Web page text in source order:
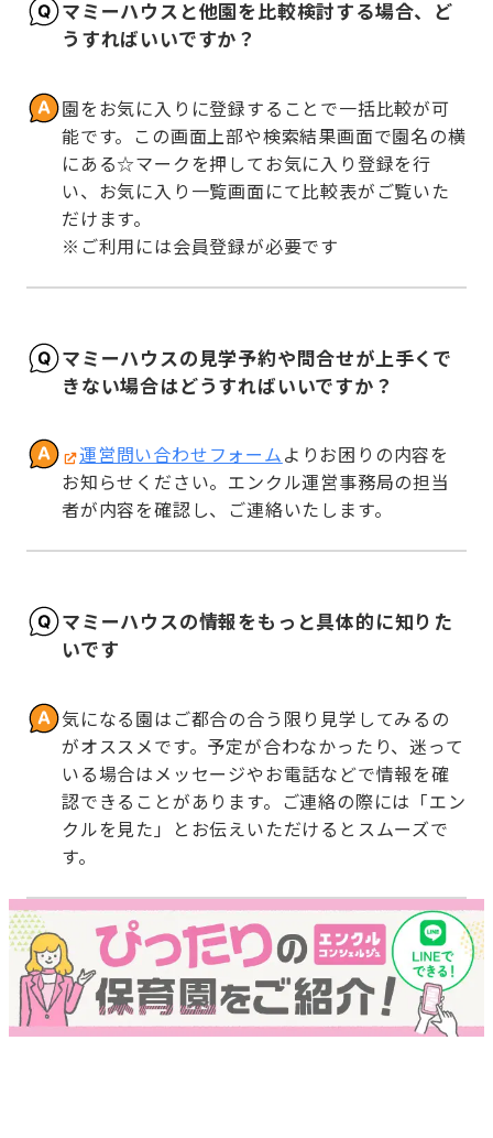
マミーハウスと他園を比較検討する場合、ど
うすればいいですか？
園をお気に入りに登録することで一括比較が可
能です。この画面上部や検索結果画面で園名の横
にある☆マークを押してお気に入り登録を行
い、お気に入り一覧画面にて比較表がご覧いた
だけます。
※ご利用には会員登録が必要です
マミーハウスの見学予約や問合せが上手くで
きない場合はどうすればいいですか？
運営問い合わせフォームよりお困りの内容を
お知らせください。エンクル運営事務局の担当
者が内容を確認し、ご連絡いたします。
マミーハウスの情報をもっと具体的に知りた
いです
気になる園はご都合の合う限り見学してみるの
がオススメです。予定が合わなかったり、迷って
いる場合はメッセージやお電話などで情報を確
認できることがあります。ご連絡の際には「エン
クルを見た」とお伝えいただけるとスムーズで
す。